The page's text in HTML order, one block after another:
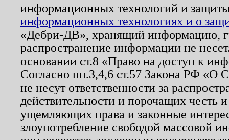
информационных технологий и
информационных технологиях и о
«Дебри-ДВ», хранящий информацию,
распространение информации не
основании ст.8 «Право на доступ к
Согласно пп.3,4,6 ст.57 Закона РФ «О
не несут ответственности за
действительности и порочащих честь
ущемляющих права и законные
злоупотребление свободой массовой